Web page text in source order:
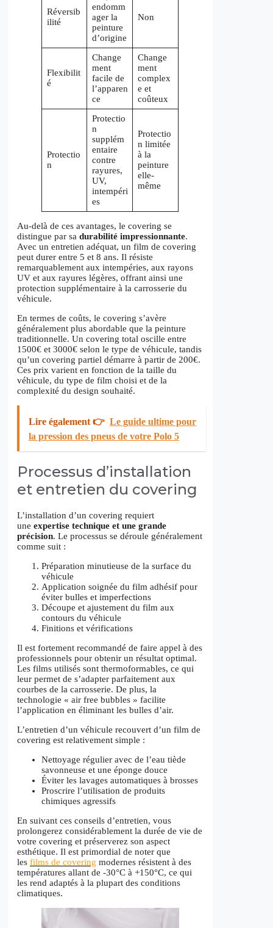
Réversib
ilité
endomm
ager la
peinture
d’origine
Non
Flexibilit
é
Change
ment
facile de
l’apparen
ce
Change
ment
complex
e et
coûteux
Protectio
n
Protectio
n
supplém
entaire
contre
rayures,
UV,
intempéri
es
Protectio
n limitée
à la
peinture
elle-
même
Au-delà de ces avantages, le covering se
distingue par sa durabilité impressionnante.
Avec un entretien adéquat, un film de covering
peut durer entre 5 et 8 ans. Il résiste
remarquablement aux intempéries, aux rayons
UV et aux rayures légères, offrant ainsi une
protection supplémentaire à la carrosserie du
véhicule.
En termes de coûts, le covering s’avère
généralement plus abordable que la peinture
traditionnelle. Un covering total oscille entre
1500€ et 3000€ selon le type de véhicule, tandis
qu’un covering partiel démarre à partir de 200€.
Ces prix varient en fonction de la taille du
véhicule, du type de film choisi et de la
complexité du design souhaité.
Lire également 👉 Le guide ultime pour
la pression des pneus de votre Polo 5
Processus d’installation
et entretien du covering
L’installation d’un covering requiert
une expertise technique et une grande
précision. Le processus se déroule généralement
comme suit :
Préparation minutieuse de la surface du
véhicule
Application soignée du film adhésif pour
éviter bulles et imperfections
Découpe et ajustement du film aux
contours du véhicule
Finitions et vérifications
Il est fortement recommandé de faire appel à des
professionnels pour obtenir un résultat optimal.
Les films utilisés sont thermoformables, ce qui
leur permet de s’adapter parfaitement aux
courbes de la carrosserie. De plus, la
technologie « air free bubbles » facilite
l’application en éliminant les bulles d’air.
L’entretien d’un véhicule recouvert d’un film de
covering est relativement simple :
Nettoyage régulier avec de l’eau tiède
savonneuse et une éponge douce
Éviter les lavages automatiques à brosses
Proscrire l’utilisation de produits
chimiques agressifs
En suivant ces conseils d’entretien, vous
prolongerez considérablement la durée de vie de
votre covering et préserverez son aspect
esthétique. Il est primordial de noter que
les films de covering modernes résistent à des
températures allant de -30°C à +150°C, ce qui
les rend adaptés à la plupart des conditions
climatiques.